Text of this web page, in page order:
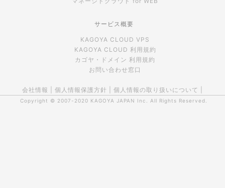
サービス概要
KAGOYA CLOUD VPS
KAGOYA CLOUD 利用規約
カゴヤ・ドメイン 利用規約
お問い合わせ窓口
会社情報 個人情報保護方針 個人情報の取り扱いについて
Copyright © 2007-2020 KAGOYA JAPAN Inc. All Rights Reserved.